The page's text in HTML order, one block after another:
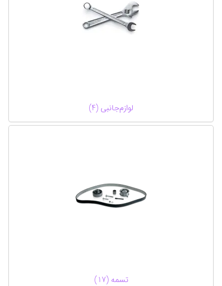
لوازم‌جانبی (4)
تسمه (17)